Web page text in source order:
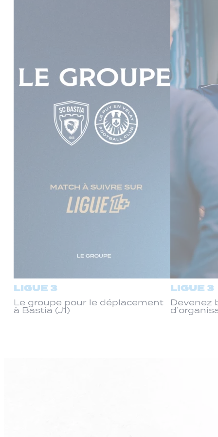
LIGUE 3
Le groupe pour le déplacement
à Bastia (J1)
LIGUE 3
Devenez